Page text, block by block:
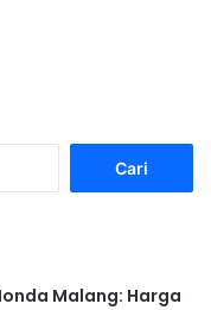
t
Malang: Harga